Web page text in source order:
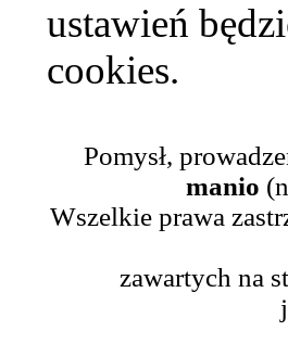
ustawień
cookies.
Pomysł,
manio
Wszelkie prawa
zawartych na